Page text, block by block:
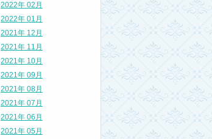
2022年 02月
2022年 01月
2021年 12月
2021年 11月
2021年 10月
2021年 09月
2021年 08月
2021年 07月
2021年 06月
2021年 05月